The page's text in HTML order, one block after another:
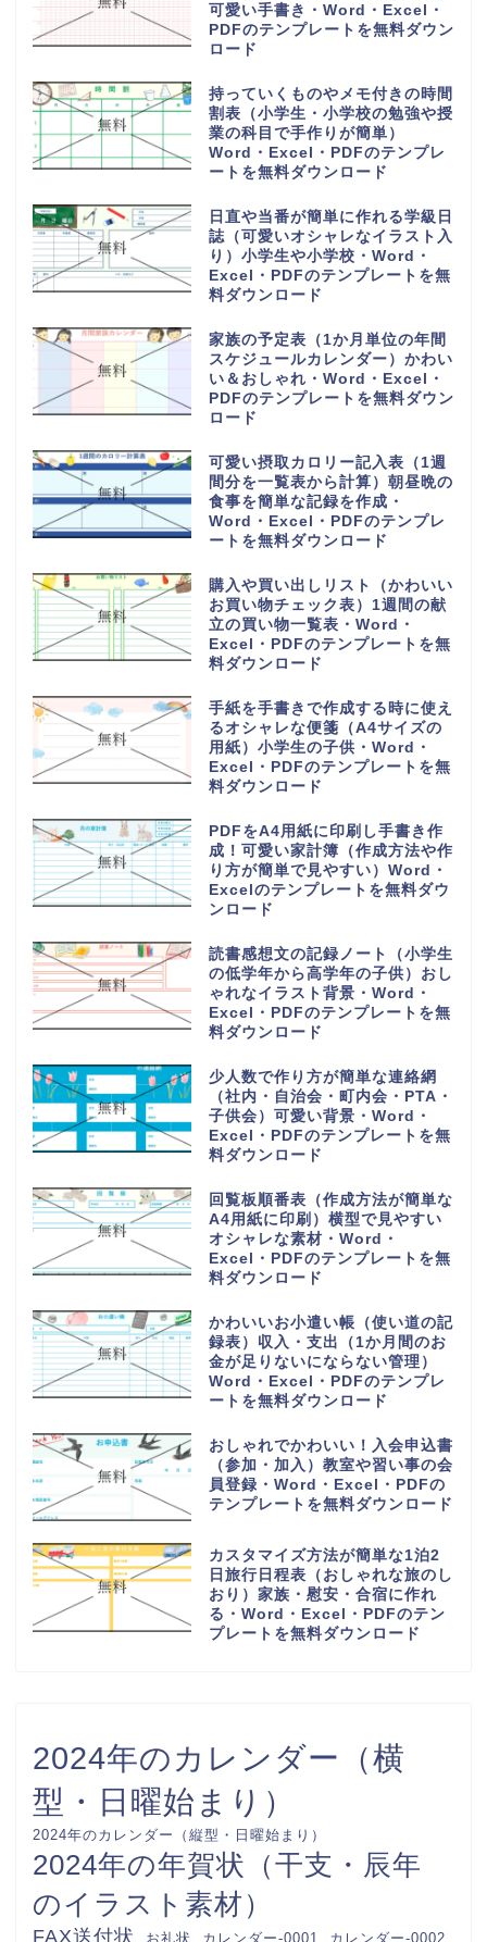
可愛い手書き・Word・Excel・
PDFのテンプレートを無料ダウン
ロード
持っていくものやメモ付きの時間
割表（小学生・小学校の勉強や授
業の科目で手作りが簡単）
Word・Excel・PDFのテンプレ
ートを無料ダウンロード
日直や当番が簡単に作れる学級日
誌（可愛いオシャレなイラスト入
り）小学生や小学校・Word・
Excel・PDFのテンプレートを無
料ダウンロード
家族の予定表（1か月単位の年間
スケジュールカレンダー）かわい
い＆おしゃれ・Word・Excel・
PDFのテンプレートを無料ダウン
ロード
可愛い摂取カロリー記入表（1週
間分を一覧表から計算）朝昼晩の
食事を簡単な記録を作成・
Word・Excel・PDFのテンプレ
ートを無料ダウンロード
購入や買い出しリスト（かわいい
お買い物チェック表）1週間の献
立の買い物一覧表・Word・
Excel・PDFのテンプレートを無
料ダウンロード
手紙を手書きで作成する時に使え
るオシャレな便箋（A4サイズの
用紙）小学生の子供・Word・
Excel・PDFのテンプレートを無
料ダウンロード
PDFをA4用紙に印刷し手書き作
成！可愛い家計簿（作成方法や作
り方が簡単で見やすい）Word・
Excelのテンプレートを無料ダウ
ンロード
読書感想文の記録ノート（小学生
の低学年から高学年の子供）おし
ゃれなイラスト背景・Word・
Excel・PDFのテンプレートを無
料ダウンロード
少人数で作り方が簡単な連絡網
（社内・自治会・町内会・PTA・
子供会）可愛い背景・Word・
Excel・PDFのテンプレートを無
料ダウンロード
回覧板順番表（作成方法が簡単な
A4用紙に印刷）横型で見やすい
オシャレな素材・Word・
Excel・PDFのテンプレートを無
料ダウンロード
かわいいお小遣い帳（使い道の記
録表）収入・支出（1か月間のお
金が足りないにならない管理）
Word・Excel・PDFのテンプレ
ートを無料ダウンロード
おしゃれでかわいい！入会申込書
（参加・加入）教室や習い事の会
員登録・Word・Excel・PDFの
テンプレートを無料ダウンロード
カスタマイズ方法が簡単な1泊2
日旅行日程表（おしゃれな旅のし
おり）家族・慰安・合宿に作れ
る・Word・Excel・PDFのテン
プレートを無料ダウンロード
2024年のカレンダー（横
型・日曜始まり）
2024年のカレンダー（縦型・日曜始まり）
2024年の年賀状（干支・辰年
のイラスト素材）
FAX送付状 お礼状 カレンダー-0001 カレンダー-0002